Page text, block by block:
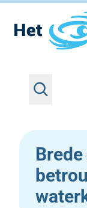
inhoud
Home•